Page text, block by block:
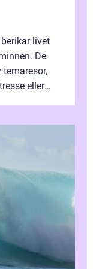
livet
De
eller